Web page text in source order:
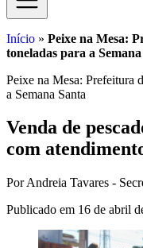
Início » Peixe na Mesa:
toneladas para a
Peixe na Mesa: Prefeitura
a Semana Santa
Venda de
com
Por Andreia Tavares -
Publicado em 16 de abril